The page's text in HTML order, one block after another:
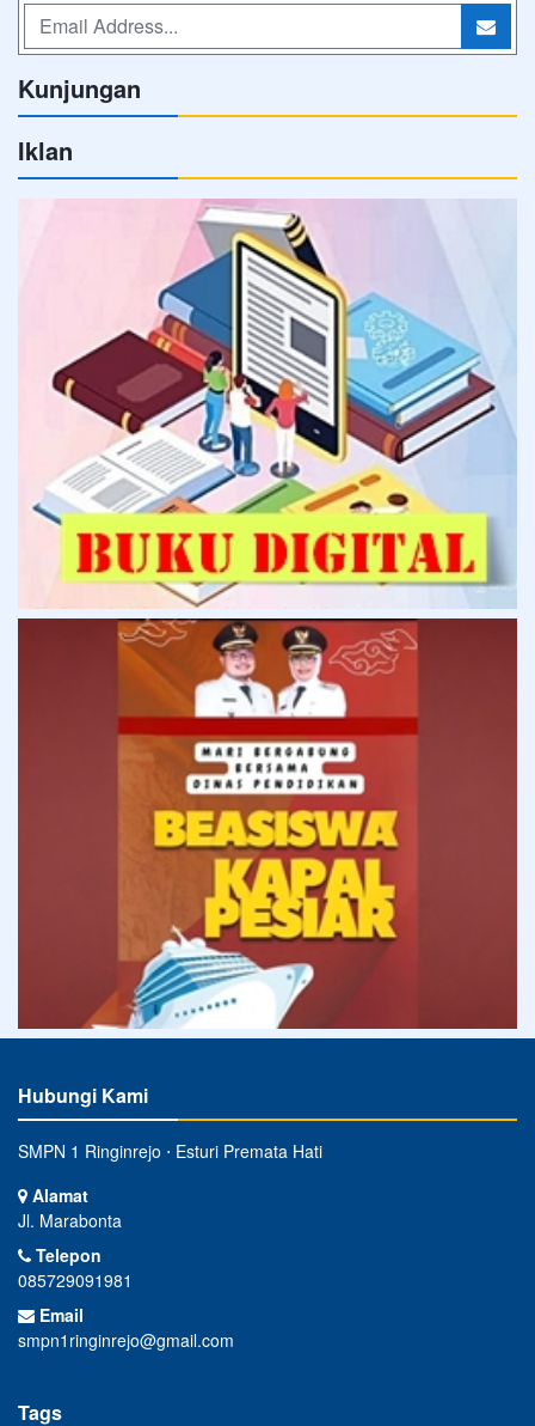
Kunjungan
Iklan
Hubungi Kami
SMPN 1 Ringinrejo ⋅ Esturi Premata Hati
Alamat
Jl. Marabonta
Telepon
085729091981
Email
smpn1ringinrejo@gmail.com
Tags